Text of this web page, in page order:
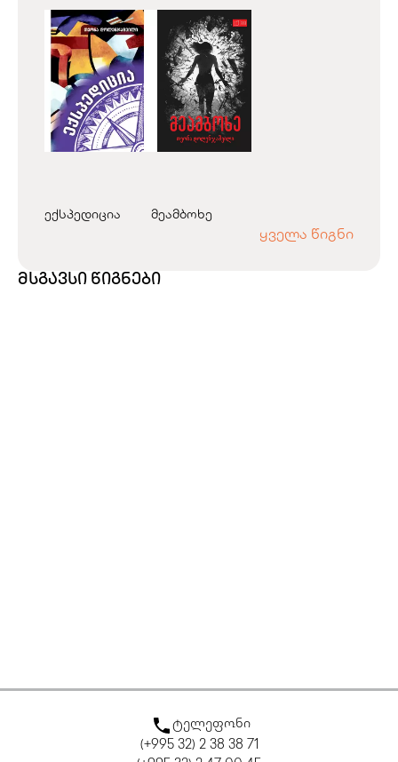
ექსპედიცია მეამბოხე
ყველა წიგნი
მსგავსი წიგნები
ტელეფონი
(+995 32) 2 38 38 71